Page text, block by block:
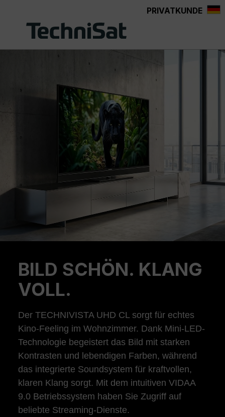
PRIVATKUNDE
BILD SCHÖN. KLANG
VOLL.
Der TECHNIVISTA UHD CL sorgt für echtes
Kino-Feeling im Wohnzimmer. Dank Mini-LED-
Technologie begeistert das Bild mit starken
Kontrasten und lebendigen Farben, während
das integrierte Soundsystem für kraftvollen,
klaren Klang sorgt. Mit dem intuitiven VIDAA
9.0 Betriebssystem haben Sie Zugriff auf
beliebte Streaming-Dienste.
Previous